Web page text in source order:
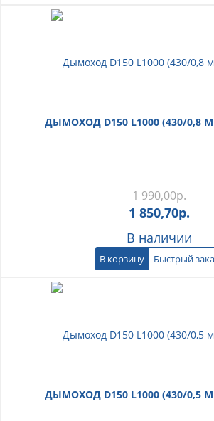
ДЫМОХОД D150 L1000 (430/0,8
1 990,00р.
1 850,70р.
В наличии
В корзину Быстрый
ДЫМОХОД D150 L1000 (430/0,5